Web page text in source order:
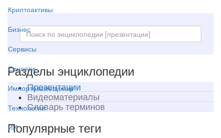
Криптоактивы
Бизнес
Сервисы
Соцсети
Импортозамещение
Технологии
ИИ
Разделы энциклопедии
Презентации
Видеоматериалы
Словарь терминов
Популярные теги